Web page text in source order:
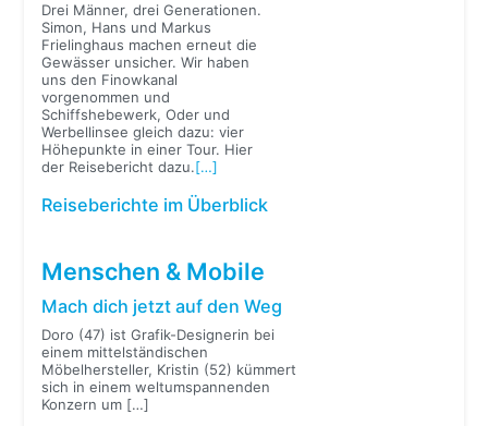
Drei Männer, drei Generationen.
Simon, Hans und Markus
Frielinghaus machen erneut die
Gewässer unsicher. Wir haben
uns den Finowkanal
vorgenommen und
Schiffshebewerk, Oder und
Werbellinsee gleich dazu: vier
Höhepunkte in einer Tour. Hier
der Reisebericht dazu.[…]
Reiseberichte im Überblick
Menschen & Mobile
Mach dich jetzt auf den Weg
Doro (47) ist Grafik-Designerin bei
einem mittelständischen
Möbelhersteller, Kristin (52) kümmert
sich in einem weltumspannenden
Konzern um […]